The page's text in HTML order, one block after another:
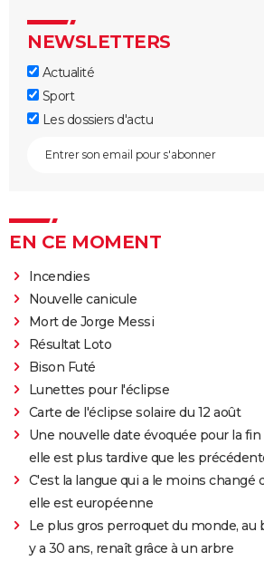
NEWSLETTERS
Actualité
Sport
Les dossiers d'actu
EN CE MOMENT
Incendies
Nouvelle canicule
Mort de Jorge Messi
Résultat Loto
Bison Futé
Lunettes pour l'éclipse
Carte de l'éclipse solaire du 12 août
Une nouvelle date évoquée pour la fin
elle est plus tardive que les
C'est la langue qui a le moins changé
elle est européenne
Le plus gros perroquet du monde, au
y a 30 ans, renaît grâce à un arbre